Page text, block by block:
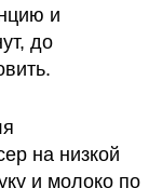
и
до
на низкой
и молоко по